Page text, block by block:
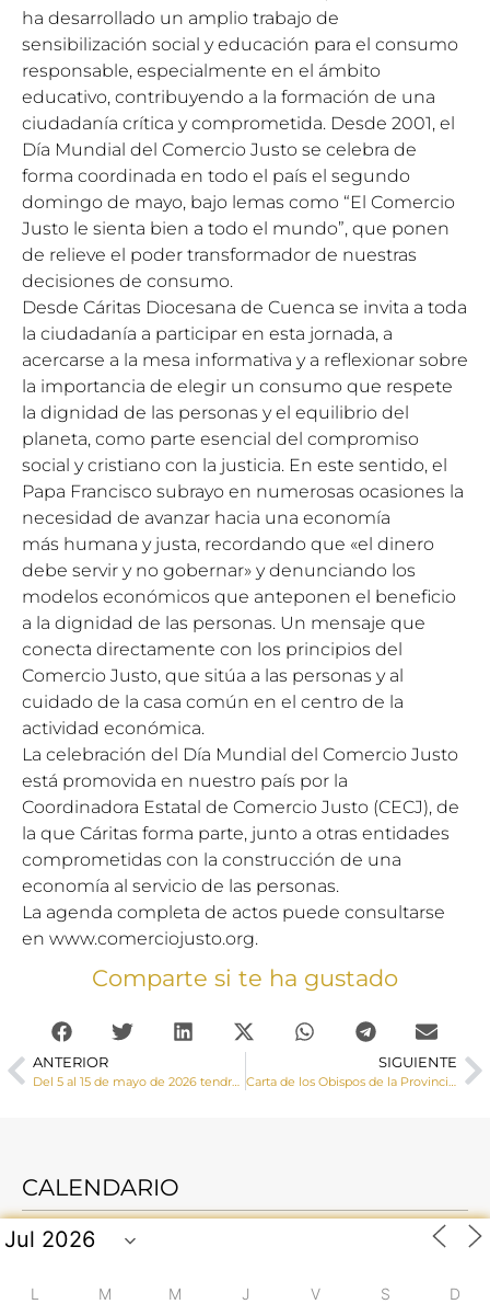
ha desarrollado un amplio trabajo de
sensibilización social y educación para el consumo
responsable, especialmente en el ámbito
educativo, contribuyendo a la formación de una
ciudadanía crítica y comprometida. Desde 2001, el
Día Mundial del Comercio Justo se celebra de
forma coordinada en todo el país el segundo
domingo de mayo, bajo lemas como “El Comercio
Justo le sienta bien a todo el mundo”, que ponen
de relieve el poder transformador de nuestras
decisiones de consumo.
Desde Cáritas Diocesana de Cuenca se invita a toda
la ciudadanía a participar en esta jornada, a
acercarse a la mesa informativa y a reflexionar sobre
la importancia de elegir un consumo que respete
la dignidad de las personas y el equilibrio del
planeta, como parte esencial del compromiso
social y cristiano con la justicia. En este sentido, el
Papa Francisco subrayo en numerosas ocasiones la
necesidad de avanzar hacia una economía
más humana y justa, recordando que «el dinero
debe servir y no gobernar» y denunciando los
modelos económicos que anteponen el beneficio
a la dignidad de las personas. Un mensaje que
conecta directamente con los principios del
Comercio Justo, que sitúa a las personas y al
cuidado de la casa común en el centro de la
actividad económica.
La celebración del Día Mundial del Comercio Justo
está promovida en nuestro país por la
Coordinadora Estatal de Comercio Justo (CECJ), de
la que Cáritas forma parte, junto a otras entidades
comprometidas con la construcción de una
economía al servicio de las personas.
La agenda completa de actos puede consultarse
en www.comerciojusto.org.
Comparte si te ha gustado
ANTERIOR SIGUIENTE
CALENDARIO
L M M J V S D